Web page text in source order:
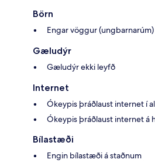
Börn
Engar vöggur (ungbarnarúm)
Gæludýr
Gæludýr ekki leyfð
Internet
Ókeypis þráðlaust internet í
Ókeypis þráðlaust internet á
Bílastæði
Engin bílastæði á staðnum